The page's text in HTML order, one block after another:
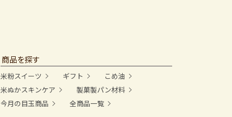
商品を探す
米粉スイーツ ギフト
こめ油
米ぬかスキンケア
製菓製パン材料
今月の目玉商品
全商品一覧